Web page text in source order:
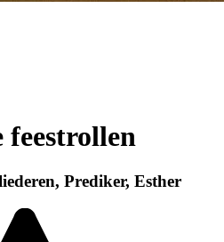
feestrollen
Prediker, Esther